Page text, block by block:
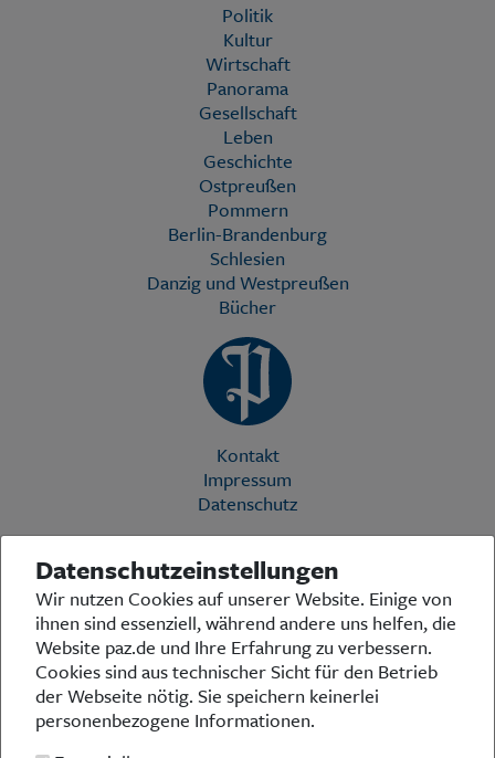
Politik
Kultur
Wirtschaft
Panorama
Gesellschaft
Leben
Geschichte
Ostpreußen
Pommern
Berlin-Brandenburg
Schlesien
Danzig und Westpreußen
Bücher
Kontakt
Impressum
Datenschutz
Die Preußische Allgemeine Zeitung (PAZ) ist eine einzigartige Stimme
in der deutschen Medienlandschaft. Woche für Woche berichtet sie
über das aktuelle Zeitgeschehen in Politik, Kultur und Wirtschaft und
bezieht zu den grundlegenden Entwicklungen unserer Gesellschaft
Stellung. In ihrer Arbeit fühlt sich die Redaktion dem traditionellen
preußischen Wertekanon verpflichtet: Das alte Preußen stand und
steht für religiöse und weltanschauliche Toleranz, für Heimatliebe
und Weltoffenheit, für Rechtstaatlichkeit und intellektuelle
Redlichkeit sowie nicht zuletzt für ein von der Vernunft geleitetes
Datenschutzeinstellungen
Wir nutzen Cookies auf unserer Website. Einige von
ihnen sind essenziell, während andere uns helfen, die
Website paz.de und Ihre Erfahrung zu verbessern.
Cookies sind aus technischer Sicht für den Betrieb
der Webseite nötig. Sie speichern keinerlei
personenbezogene Informationen.